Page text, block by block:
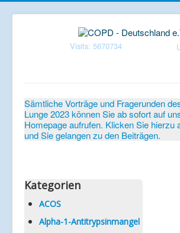
Visits: 5670734
Verein
Patientenbroschüren
Mediathek
Aktuelles
Veranstaltungen
Sämtliche Vorträge und Fragerunden
Lunge 2023 können Sie ab sofort auf
Homepage aufrufen. Klicken Sie hierzu
und Sie gelangen zu den Beiträgen.
Kategorien
ACOS
Alpha-1-Antitrypsinmangel